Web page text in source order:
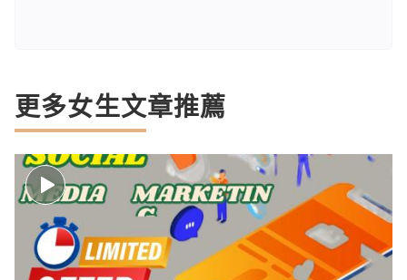
更多女生文章推薦